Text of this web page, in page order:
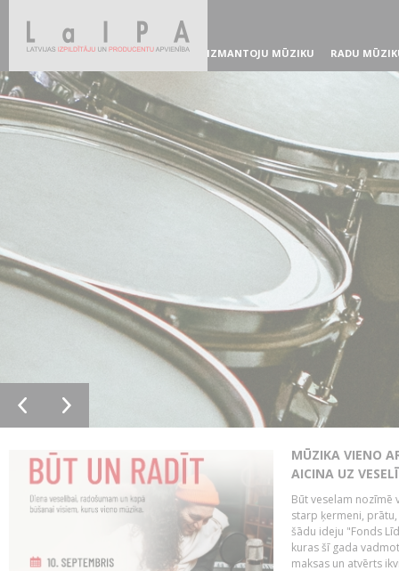
IZMANTOJU MŪZIKU RADU
MŪZIKA VIENO
AICINA UZ
Būt veselam nozīmē
starp ķermeni,
šādu ideju "Fonds
kuras šī gada
maksas un atvērts